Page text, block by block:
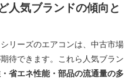
人気ブランドの傾向と
リーズのエアコンは、中古市場
待できます。これら人気ブラン
省エネ性能・部品の流通量の多